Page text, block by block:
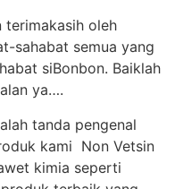
terimakasih oleh
sahabat semua yang
siBonbon. Baiklah
ya….
tanda pengenal
kami Non Vetsin
kimia seperti